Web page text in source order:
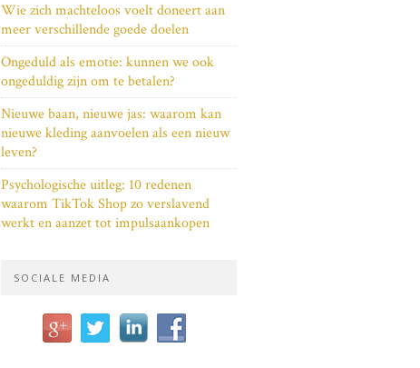
Wie zich machteloos voelt doneert aan
meer verschillende goede doelen
Ongeduld als emotie: kunnen we ook
ongeduldig zijn om te betalen?
Nieuwe baan, nieuwe jas: waarom kan
nieuwe kleding aanvoelen als een nieuw
leven?
Psychologische uitleg: 10 redenen
waarom TikTok Shop zo verslavend
werkt en aanzet tot impulsaankopen
SOCIALE MEDIA